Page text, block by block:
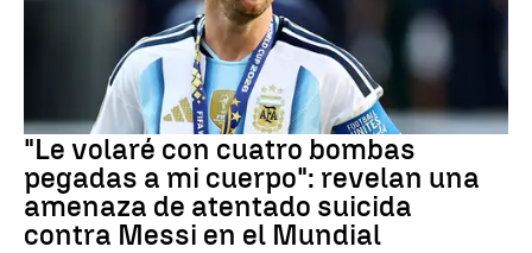
Mundial 2026
"Le volaré con cuatro bombas
pegadas a mi cuerpo": revelan una
amenaza de atentado suicida
contra Messi en el Mundial